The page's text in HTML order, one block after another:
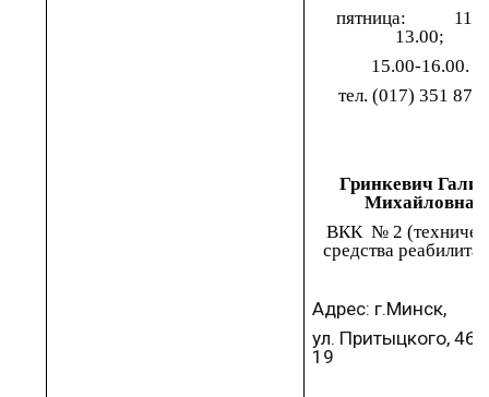
пятница:
13.00;
15.00-16.00.
тел.(017)351 87
Гринкевич
Михайловна
ВКК № 2
средства
Адрес: г.Минск,
ул. Притыцкого, 46,
19